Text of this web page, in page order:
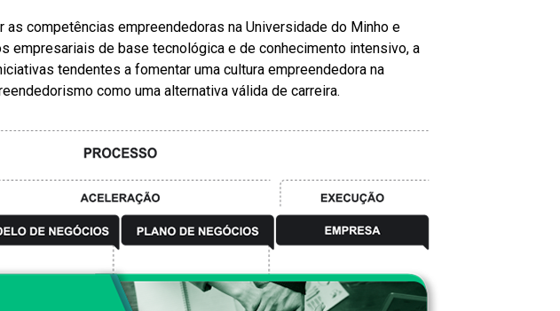
competências empreendedoras na Universidade do Minho e
empresariais de base tecnológica e de conhecimento intensivo, a
tendentes a fomentar uma cultura empreendedora na
como uma alternativa válida de carreira.